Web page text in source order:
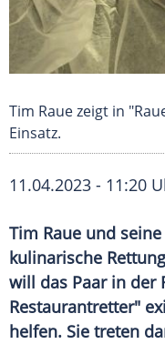
Tim Raue zeigt in
Einsatz.
11.04.2023 - 11:20
Tim Raue und
kulinarische
will das Paar in der
Restaurantretter"
helfen. Sie treten